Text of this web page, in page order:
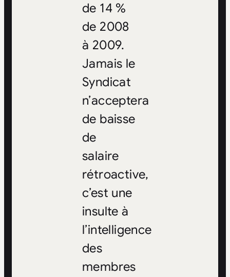
de 14 %
de 2008
à 2009.
Jamais le
Syndicat
n’acceptera
de baisse
de
salaire
rétroactive,
c’est une
insulte à
l’intelligence
des
membres